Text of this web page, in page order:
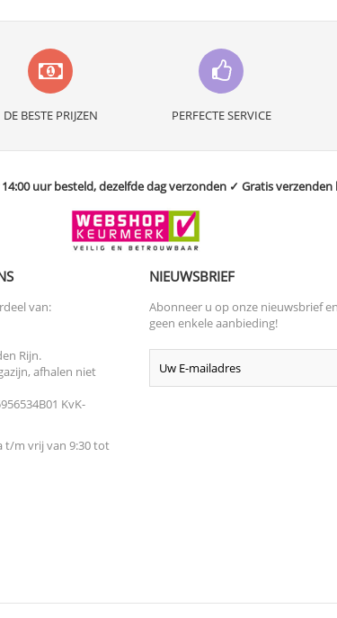
DE BESTE PRIJZEN PERFECTE SERVICE
uur besteld, dezelfde dag verzonden ✓ Gratis verzenden
van:
Rijn.
afhalen niet
KvK-
t/m vrij van 9:30 tot
NIEUWSBRIEF
Abonneer u op onze nieuwsbrief
geen enkele aanbieding!